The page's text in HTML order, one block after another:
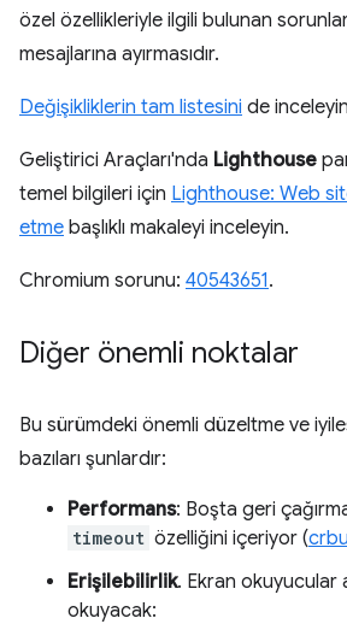
özel özellikleriyle ilgili bulunan
mesajlarına ayırmasıdır.
Değişikliklerin tam listesini de
Geliştirici Araçları'nda Lighthouse
temel bilgileri için Lighthouse: Web
etme başlıklı makaleyi inceleyin.
Chromium sorunu: 40543651.
Diğer önemli noktalar
Bu sürümdeki önemli düzeltme ve
bazıları şunlardır:
Performans: Boşta geri
timeout özelliğini içeriyor (
Erişilebilirlik. Ekran okuyucular
okuyacak: